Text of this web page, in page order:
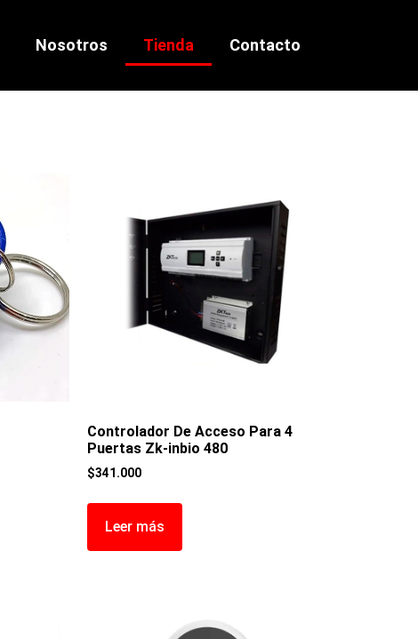
Nosotros Tienda Contacto
Controlador De Acceso Para 4
Puertas Zk-inbio 480
$341.000
Leer más